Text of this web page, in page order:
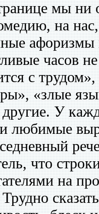
мы ни
на
афоризмы
часов
с
«злые
У
любимые
что
на